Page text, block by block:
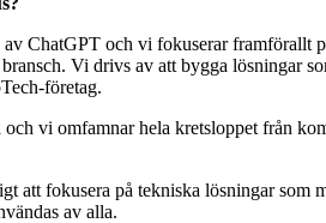
ChatGPT och vi fokuserar framförallt
Vi drivs av att bygga lösningar
företag.
vi omfamnar hela kretsloppet från
att fokusera på tekniska lösningar
av alla.